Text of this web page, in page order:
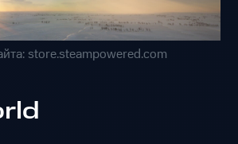
store.steampowered.com